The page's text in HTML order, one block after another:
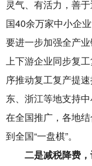
灵气、有活力，善
国40余万家中小企
要进一步加强全产
上下游企业同步复
序推动复工复产提
东、浙江等地支持
在全国推广，各地
到全国“一盘棋”。
二是减税降费，